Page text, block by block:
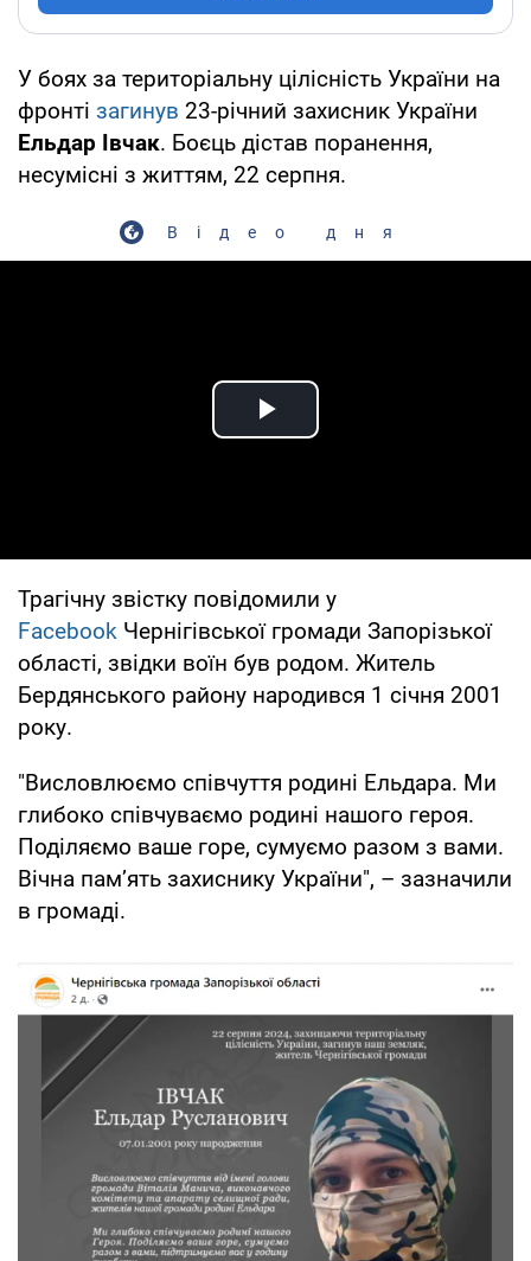
У боях за територіальну цілісність України на
фронті загинув 23-річний захисник України
Ельдар Івчак. Боєць дістав поранення,
несумісні з життям, 22 серпня.
Відео дня
Play Video
Трагічну звістку повідомили у
Facebook Чернігівської громади Запорізької
області, звідки воїн був родом. Житель
Бердянського району народився 1 січня 2001
року.
"Висловлюємо співчуття родині Ельдара. Ми
глибоко співчуваємо родині нашого героя.
Поділяємо ваше горе, сумуємо разом з вами.
Вічна пам’ять захиснику України", – зазначили
в громаді.